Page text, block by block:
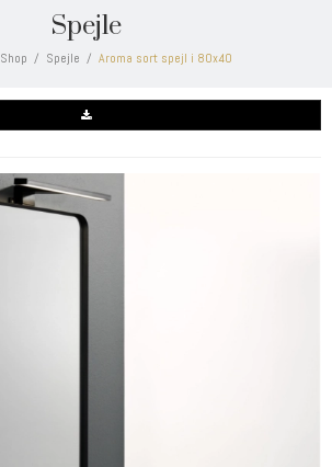
Spejle
Shop / Spejle / Aroma sort spejl i 80x40